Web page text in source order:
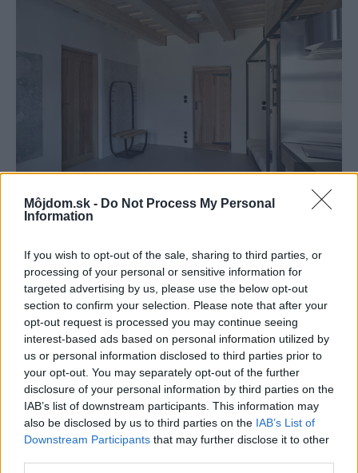
Môjdom.sk - Do Not Process My Personal
Information
If you wish to opt-out of the sale, sharing to third parties, or
processing of your personal or sensitive information for
targeted advertising by us, please use the below opt-out
section to confirm your selection. Please note that after your
opt-out request is processed you may continue seeing
interest-based ads based on personal information utilized by
us or personal information disclosed to third parties prior to
your opt-out. You may separately opt-out of the further
disclosure of your personal information by third parties on the
IAB’s list of downstream participants. This information may
also be disclosed by us to third parties on the IAB’s List of
Downstream Participants that may further disclose it to other